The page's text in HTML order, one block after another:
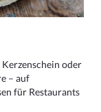
oder
– auf
für Restaurants